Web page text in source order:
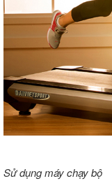
Sử dụng máy chạy bộ